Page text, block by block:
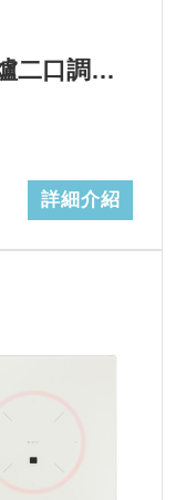
Panasonic 國際牌 IH爐二口調理爐黑色KY-A1W70-K (無安裝)
詳細介紹